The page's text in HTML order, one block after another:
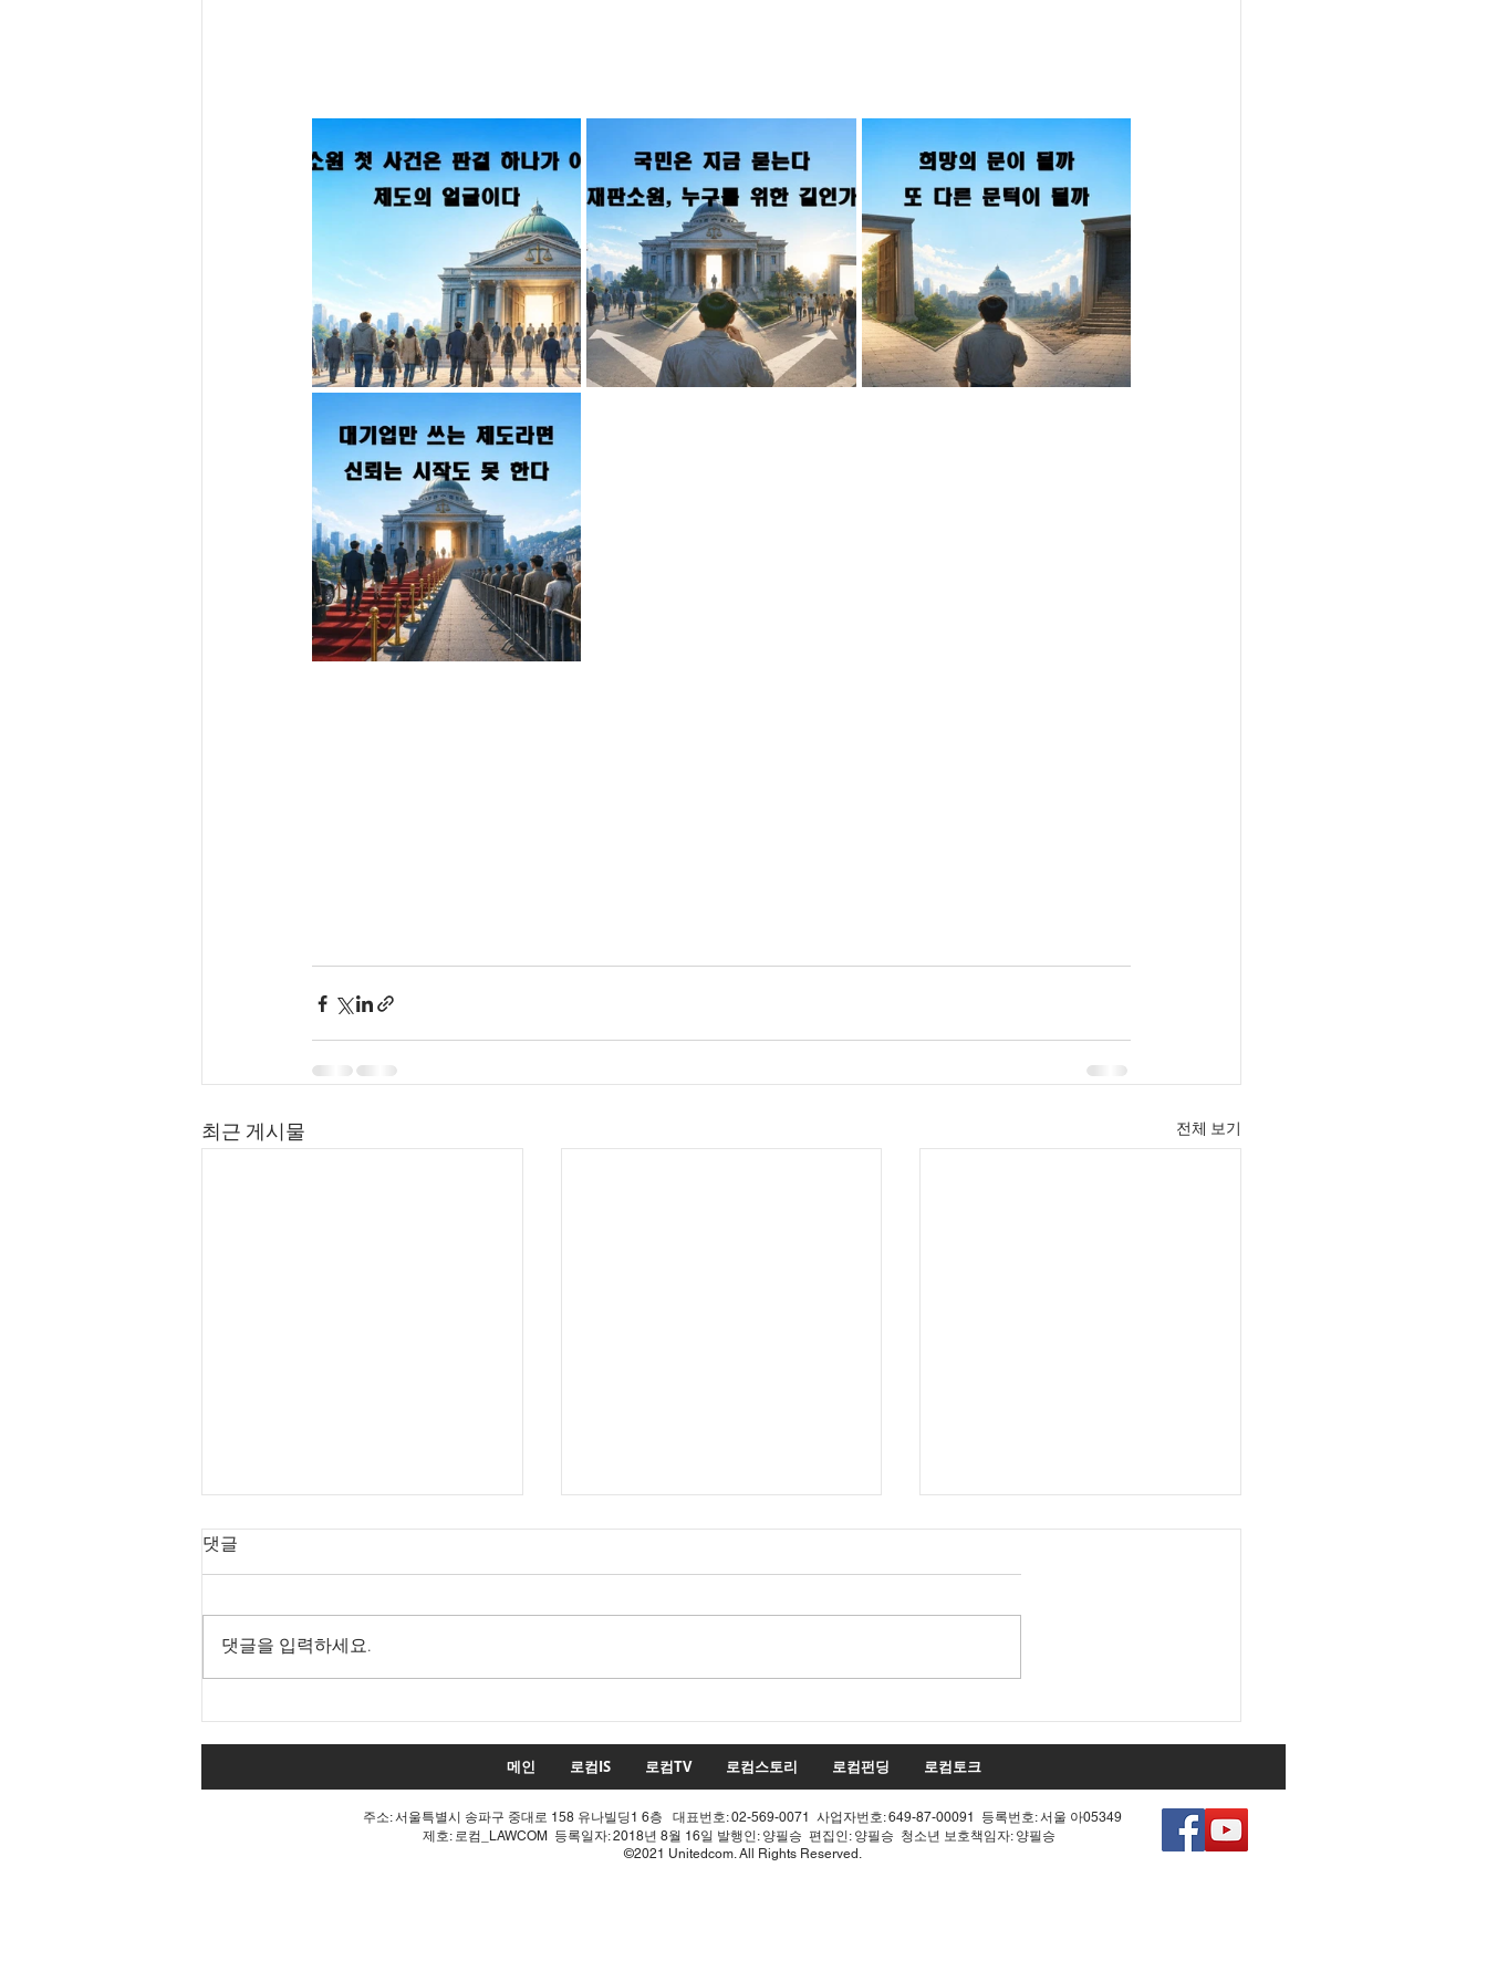
최근 게시물 전체 보기
공 불꽃!
적 쇄신으론 어림없다!
수치 조작 모의한 선관위!
댓글
댓글을 입력하세요.
메인 로컴IS 로컴TV 로컴스토리 로컴펀딩 로컴토크
주소: 서울특별시 송파구 중대로 158 유나빌딩1 6층 대표번호: 02-569-0071 사업자번호: 649-87-00091 등록번호: 서울 아05349
제호: 로컴_LAWCOM 등록일자: 2018년 8월 16일 발행인: 양필승 편집인: 양필승 청소년 보호책임자: 양필승
©2021 Unitedcom. All Rights Reserved.